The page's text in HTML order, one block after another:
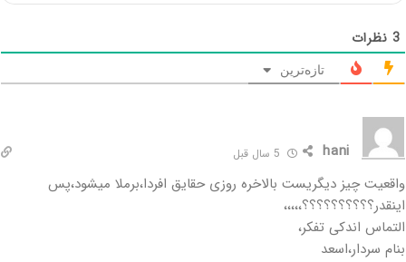
3 نظرات
تازه‌ترین
hani
واقعیت چیز دیگریست بالاخره روزی حقایق افردا،برملا میشود،پس
اینقدر؟؟؟؟؟؟؟؟؟؟،،،،،
التماس اندکی تفکر،
بنام سردار،اسعد